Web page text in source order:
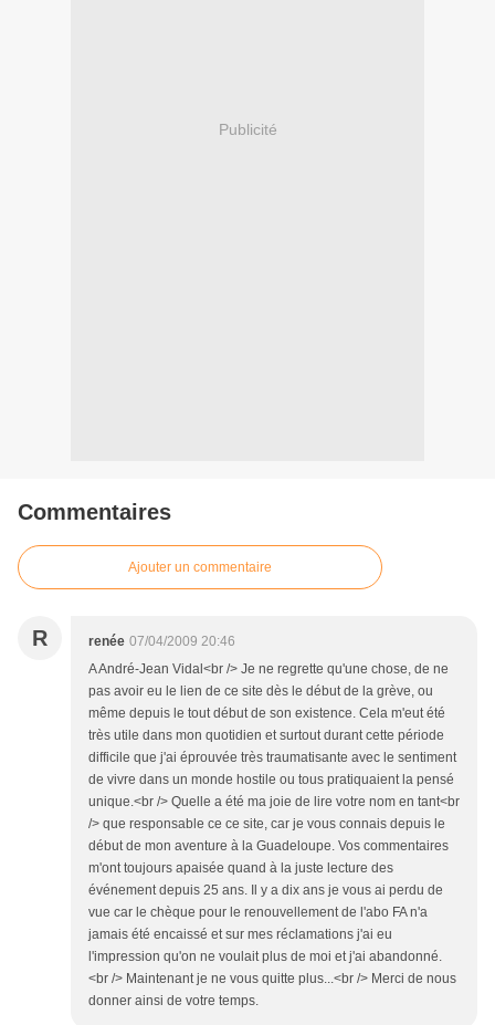
Publicité
Commentaires
Ajouter un commentaire
R renée 07/04/2009 20:46
A André-Jean Vidal<br /> Je ne regrette qu'une chose, de ne
pas avoir eu le lien de ce site dès le début de la grève, ou
même depuis le tout début de son existence. Cela m'eut été
très utile dans mon quotidien et surtout durant cette période
difficile que j'ai éprouvée très traumatisante avec le sentiment
de vivre dans un monde hostile ou tous pratiquaient la pensé
unique.<br /> Quelle a été ma joie de lire votre nom en tant<br
/> que responsable ce ce site, car je vous connais depuis le
début de mon aventure à la Guadeloupe. Vos commentaires
m'ont toujours apaisée quand à la juste lecture des
événement depuis 25 ans. Il y a dix ans je vous ai perdu de
vue car le chèque pour le renouvellement de l'abo FA n'a
jamais été encaissé et sur mes réclamations j'ai eu
l'impression qu'on ne voulait plus de moi et j'ai abandonné.
<br /> Maintenant je ne vous quitte plus...<br /> Merci de nous
donner ainsi de votre temps.